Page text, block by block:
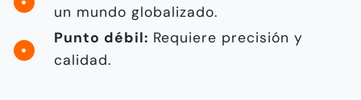
un mundo globalizado.
Punto débil: Requiere precisión y
calidad.